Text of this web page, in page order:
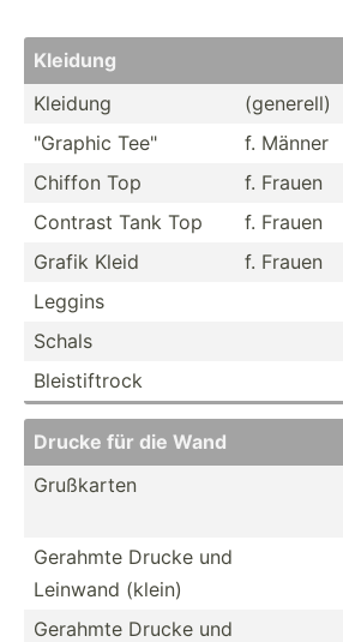
Kleidung
Kleidung
(generell)
"­Graphic Tee"
f. Männer
Chiffon Top
f. Frauen
Contrast Tank Top
f. Frauen
Grafik Kleid
f. Frauen
Leggins
Schals
Bleist­iftrock
Drucke für die Wand
Grußkarten
Gerahmte Drucke und
Leinwand (klein)
Gerahmte Drucke und